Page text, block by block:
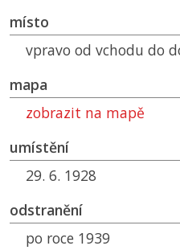
místo
vpravo od vchodu do
mapa
zobrazit na mapě
umístění
29. 6. 1928
odstranění
po roce 1939